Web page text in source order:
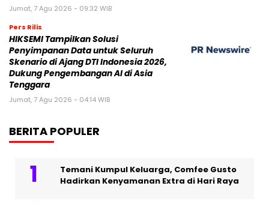
Jumat, 7 Agu 2026 - 09:32 WIB
Pers Rilis
HIKSEMI Tampilkan Solusi
Penyimpanan Data untuk Seluruh
Skenario di Ajang DTI Indonesia 2026,
Dukung Pengembangan AI di Asia
Tenggara
Jumat, 7 Agu 2026 - 04:14 WIB
BERITA POPULER
Temani Kumpul Keluarga, Comfee Gusto
Hadirkan Kenyamanan Extra di Hari Raya